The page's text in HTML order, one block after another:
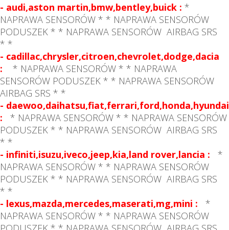
- audi,aston martin,bmw,bentley,buick : *
NAPRAWA SENSORÓW * * NAPRAWA SENSORÓW
PODUSZEK * * NAPRAWA SENSORÓW AIRBAG SRS
* *
- cadillac,chrysler,citroen,chevrolet,dodge,dacia
:
* NAPRAWA SENSORÓW * * NAPRAWA
SENSORÓW PODUSZEK * * NAPRAWA SENSORÓW
AIRBAG SRS * *
- daewoo,daihatsu,fiat,ferrari,ford,honda,hyundai
:
* NAPRAWA SENSORÓW * * NAPRAWA SENSORÓW
PODUSZEK * * NAPRAWA SENSORÓW AIRBAG SRS
* *
- infiniti,isuzu,iveco,jeep,kia,land rover,lancia :
*
NAPRAWA SENSORÓW * * NAPRAWA SENSORÓW
PODUSZEK * * NAPRAWA SENSORÓW AIRBAG SRS
* *
- lexus,mazda,mercedes,maserati,mg,mini :
*
NAPRAWA SENSORÓW * * NAPRAWA SENSORÓW